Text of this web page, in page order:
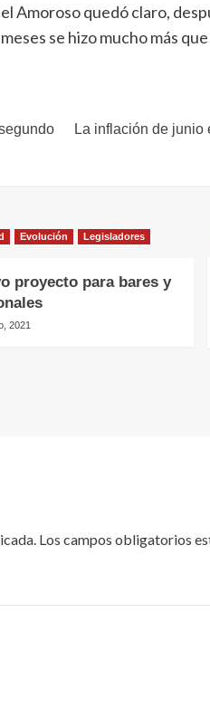
Amoroso quedó claro,
se hizo mucho más
La inflación de junio
Evolución Legisladores
proyecto para bares y
2021
Los campos obligatorios